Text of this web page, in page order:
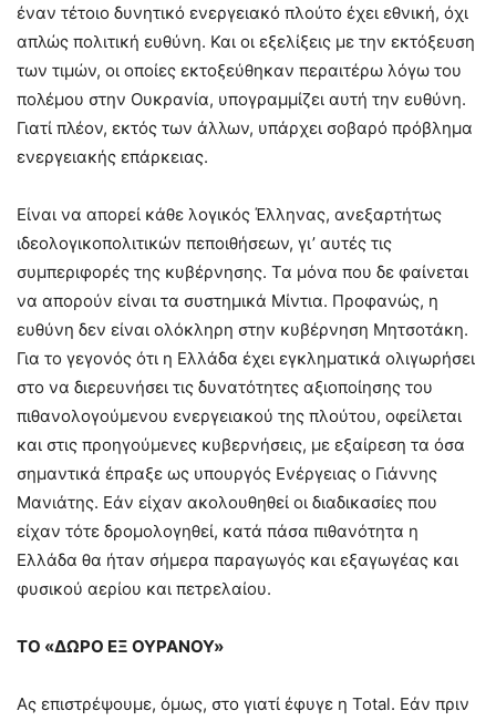
έναν τέτοιο δυνητικό ενεργειακό πλούτο έχει εθνική, όχι
απλώς πολιτική ευθύνη. Και οι εξελίξεις με την εκτόξευση
των τιμών, οι οποίες εκτοξεύθηκαν περαιτέρω λόγω του
πολέμου στην Ουκρανία, υπογραμμίζει αυτή την ευθύνη.
Γιατί πλέον, εκτός των άλλων, υπάρχει σοβαρό πρόβλημα
ενεργειακής επάρκειας.
Είναι να απορεί κάθε λογικός Έλληνας, ανεξαρτήτως
ιδεολογικοπολιτικών πεποιθήσεων, γι’ αυτές τις
συμπεριφορές της κυβέρνησης. Τα μόνα που δε φαίνεται
να απορούν είναι τα συστημικά Μίντια. Προφανώς, η
ευθύνη δεν είναι ολόκληρη στην κυβέρνηση Μητσοτάκη.
Για το γεγονός ότι η Ελλάδα έχει εγκληματικά ολιγωρήσει
στο να διερευνήσει τις δυνατότητες αξιοποίησης του
πιθανολογούμενου ενεργειακού της πλούτου, οφείλεται
και στις προηγούμενες κυβερνήσεις, με εξαίρεση τα όσα
σημαντικά έπραξε ως υπουργός Ενέργειας ο Γιάννης
Μανιάτης. Εάν είχαν ακολουθηθεί οι διαδικασίες που
είχαν τότε δρομολογηθεί, κατά πάσα πιθανότητα η
Ελλάδα θα ήταν σήμερα παραγωγός και εξαγωγέας και
φυσικού αερίου και πετρελαίου.
ΤΟ «ΔΩΡΟ ΕΞ ΟΥΡΑΝΟΥ»
Ας επιστρέψουμε, όμως, στο γιατί έφυγε η Total. Εάν πριν